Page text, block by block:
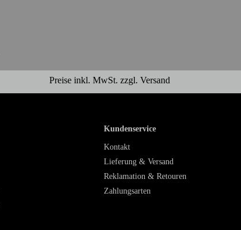
Preise inkl. MwSt. zzgl. Versand
Kundenservice
Kontakt
Lieferung & Versand
Reklamation & Retouren
Zahlungsarten